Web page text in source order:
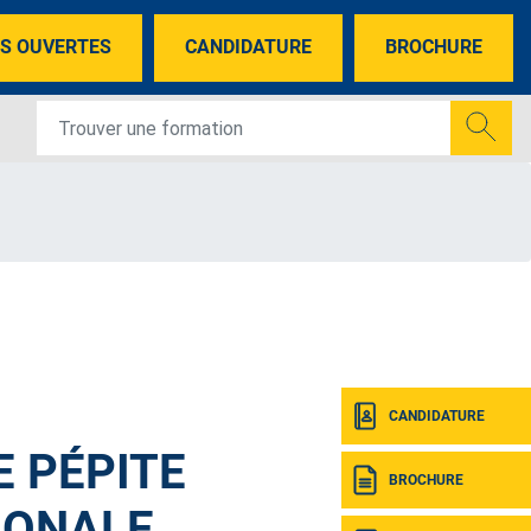
OUVERTES CANDIDATURE BROCHURE
CANDIDATURE
BROCHURE
PÉPITE